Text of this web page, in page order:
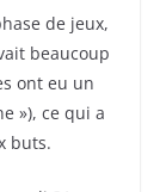
de jeux,
beaucoup
ont eu un
»), ce qui a
buts.